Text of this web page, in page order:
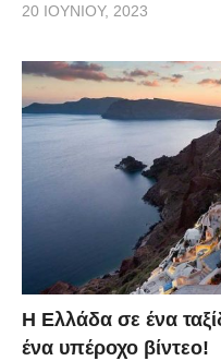
20 ΙΟΥΝΊΟΥ, 2023
Η Ελλάδα σε ένα
ένα υπέροχο βίντεο!